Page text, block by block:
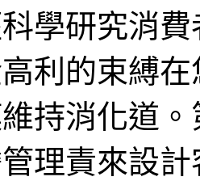
學研究消
利的束縛
持消化道
理責來設